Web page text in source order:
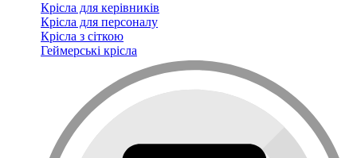
Крісла для керівників
Крісла для персоналу
Крісла з сіткою
Геймерські крісла